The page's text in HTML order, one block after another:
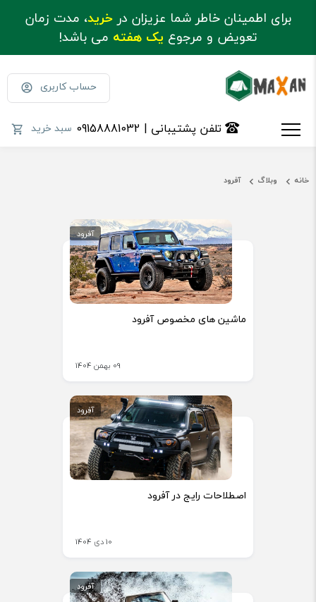
برای اطمینان خاطر شما عزیزان درخرید، مدت زمان
تعویض و مرجوع یک هفته می باشد!
حساب کاربری
سبد خرید تلفن پشتیبانی | 09158881032
خانه وبلاگ آفرود
آفرود
ماشین های مخصوص آفرود
09 بهمن 1404
آفرود
اصطلاحات رایج در آفرود
10 دی 1404
آفرود